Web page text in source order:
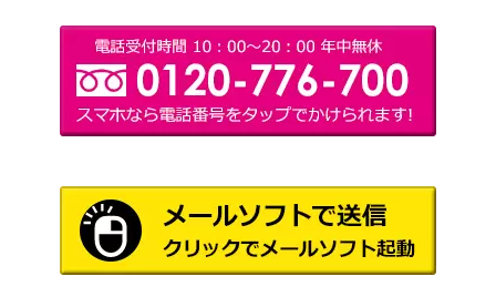
（SR）【S8 115/100】
（フュージョンアー
ツ）
150
サンダースVMAX【sp4 00
3/004】
ソード＆シールド
（イーブイヒーロー
1,500
ニンフィア EX（RR）【C
P3 025/032】
XY・XY BREAK
（ポケキュンコレクシ
ョン）
10,000
BWシリーズ